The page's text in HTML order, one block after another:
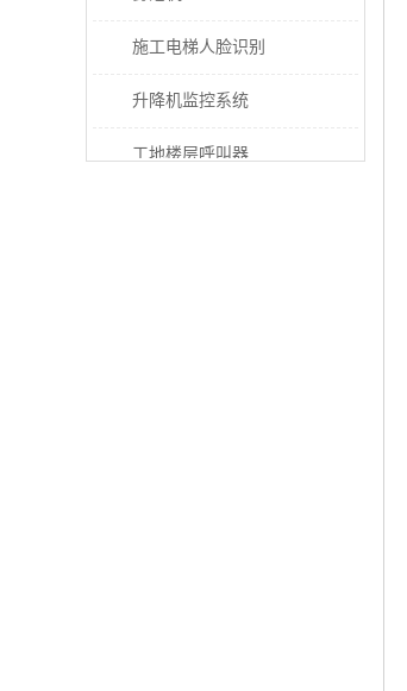
施工电梯人脸识别
升降机监控系统
工地楼层呼叫器